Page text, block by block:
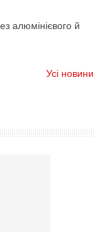
алюмінієвого й
Усі новини